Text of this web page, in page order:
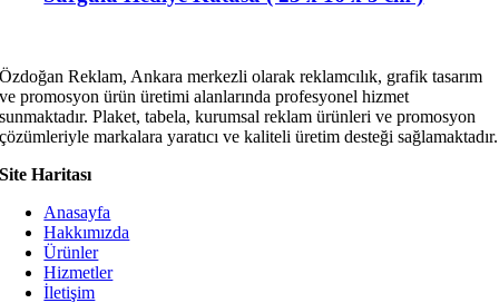
Özdoğan Reklam, Ankara merkezli olarak reklamcılık, grafik tasarım
ve promosyon ürün üretimi alanlarında profesyonel hizmet
sunmaktadır. Plaket, tabela, kurumsal reklam ürünleri ve promosyon
çözümleriyle markalara yaratıcı ve kaliteli üretim desteği sağlamaktadır.
Site Haritası
Anasayfa
Hakkımızda
Ürünler
Hizmetler
İletişim